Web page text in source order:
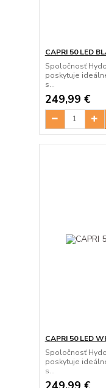
CAPRI 50 LED
Spoločnosť
poskytuje
s...
249,99 €
CAPRI 50 LED
Spoločnosť
poskytuje
s...